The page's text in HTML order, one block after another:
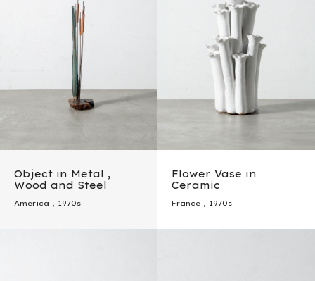
Object in Metal ,
Wood and Steel
America , 1970s
Flower Vase in
Ceramic
France , 1970s